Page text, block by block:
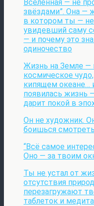
Вселенная — не
звёздами”. Она —
в котором ты — не
увидевший саму
— и почему это
одиночество
Жизнь на Земле —
космическое
кипящем океане…
появилась жизнь
дарит покой в
Он не художник.
боишься смотреть
“Всё самое
Оно — за твоим
Ты не устал от
отсутствия
перезагружают
таблеток и